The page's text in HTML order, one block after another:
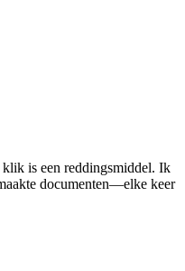
is een reddingsmiddel. Ik
documenten—elke keer